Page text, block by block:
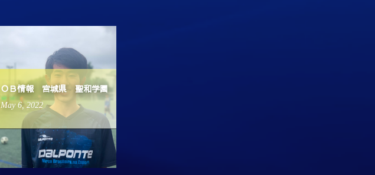
ＯＢ情報 宮城県 聖和学園
May 6, 2022